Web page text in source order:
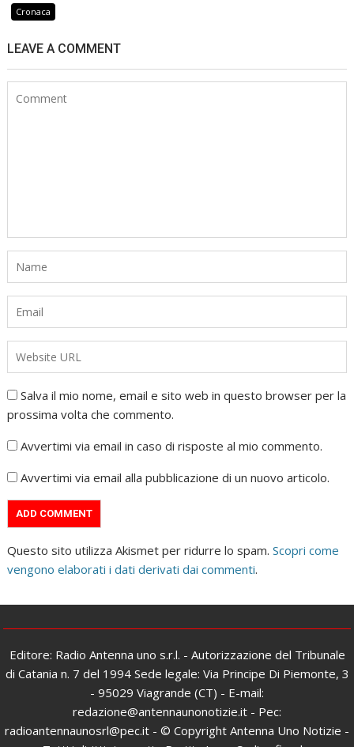
Cronaca
LEAVE A COMMENT
Salva il mio nome, email e sito web in questo browser per la
prossima volta che commento.
Avvertimi via email in caso di risposte al mio commento.
Avvertimi via email alla pubblicazione di un nuovo articolo.
Questo sito utilizza Akismet per ridurre lo spam.Scopri come
vengono elaborati i dati derivati dai commenti.
Editore: Radio Antenna uno s.r.l. - Autorizzazione del Tribunale
di Catania n. 7 del 1994 Sede legale: Via Principe Di Piemonte, 3
- 95029 Viagrande (CT) - E-mail:
redazione@antennaunonotizie.it - Pec:
radioantennaunosrl@pec.it - © Copyright Antenna Uno Notizie -